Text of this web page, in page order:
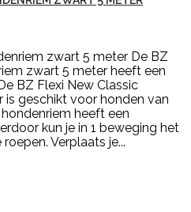
zwart 5 meter De BZ
zwart 5 meter heeft een
BZ Flexi New Classic
is geschikt voor honden van
heeft een
kun je in 1 beweging het
Verplaats je...